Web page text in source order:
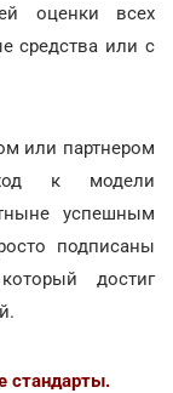
оценки всех
средства или с
или партнером
к модели
успешным
подписаны
достиг
стандарты.